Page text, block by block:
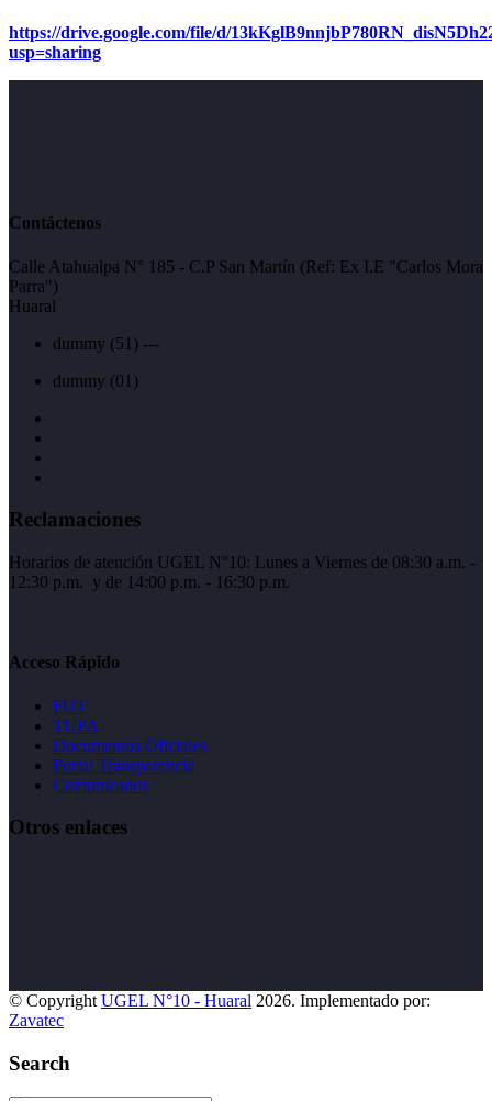
https://drive.google.com/file/d/
usp=sharing
Contáctenos
Calle Atahualpa N° 185 - C.P San Martín (Ref: Ex I.E "Carlos Mora
Parra")
Huaral
dummy (51) ---
dummy (01)
Reclamaciones
Horarios de atención UGEL N°10: Lunes a Viernes de 08:30 a.m. -
12:30 p.m. y de 14:00 p.m. - 16:30 p.m.
Acceso Rápido
FUT
TUPA
Documentos Oficiales
Portal Transparencia
Comunicados
Otros enlaces
© Copyright UGEL N°10 - Huaral 2026. Implementado por:
Zavatec
Search